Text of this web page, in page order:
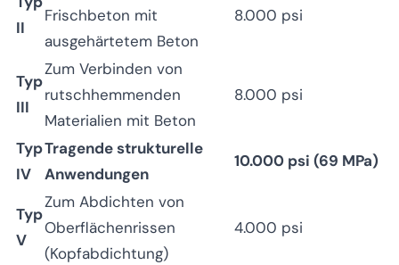
II
Frischbeton mit
ausgehärtetem Beton
8.000 psi
Typ
III
Zum Verbinden von
rutschhemmenden
Materialien mit Beton
8.000 psi
Typ
IV
Tragende strukturelle
Anwendungen
10.000 psi (69 MPa)
Typ
V
Zum Abdichten von
Oberflächenrissen
(Kopfabdichtung)
4.000 psi